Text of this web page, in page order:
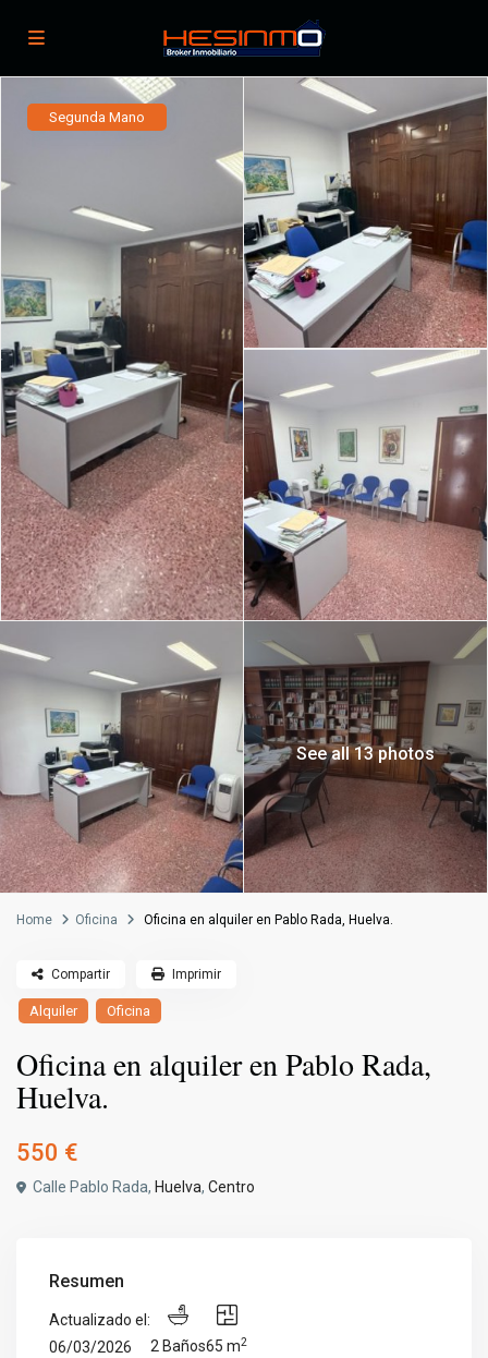
Segunda Mano
See all 13 photos
Home Oficina Oficina en alquiler en Pablo Rada, Huelva.
Alquiler Oficina
Oficina en alquiler en Pablo Rada,
Huelva.
550 €
Calle Pablo Rada, Huelva,Centro
Compartir Imprimir
Resumen
Actualizado el:
06/03/2026
2 Baños65 m2